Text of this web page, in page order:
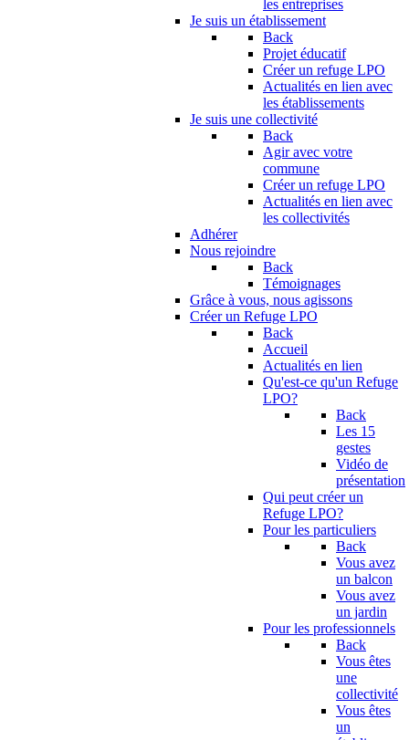
les entreprises
Je suis un établissement
Back
Projet éducatif
Créer un refuge LPO
Actualités en lien avec
les établissements
Je suis une collectivité
Back
Agir avec votre
commune
Créer un refuge LPO
Actualités en lien avec
les collectivités
Adhérer
Nous rejoindre
Back
Témoignages
Grâce à vous, nous agissons
Créer un Refuge LPO
Back
Accueil
Actualités en lien
Qu'est-ce qu'un Refuge
LPO?
Back
Les 15
gestes
Vidéo de
présentation
Qui peut créer un
Refuge LPO?
Pour les particuliers
Back
Vous avez
un balcon
Vous avez
un jardin
Pour les professionnels
Back
Vous êtes
une
collectivité
Vous êtes
un